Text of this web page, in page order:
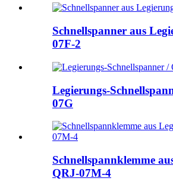
Schnellspanner aus
07F-2
Legierungs-
07G
Schnellspannklemme
QRJ-07M-4